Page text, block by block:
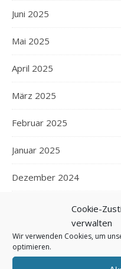
Cookie-
verwalten
Wir verwenden Cookies, um
optimieren.
Juni 2025
Mai 2025
April 2025
März 2025
Februar 2025
Januar 2025
Dezember 2024
November 2024
Oktober 2024
September 2024